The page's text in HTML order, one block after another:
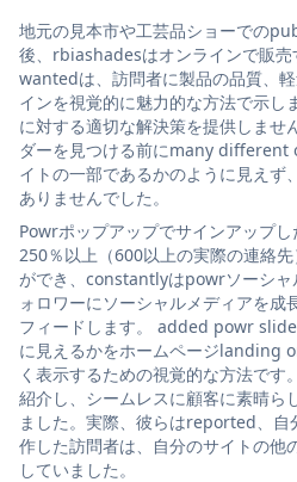
地元の見本市や工芸品ショーでの
後、rbiashadesはオンラインで販売
wantedは、訪問者に製品の品質、
インを視覚的に魅力的な方法で示
に対する適切な解決策を提供しませ
ダーを見つける前にmany different
イトの一部であるかのように見えず
ありませんでした。
Powrポップアップでサインアップ
250％以上（600以上の実際の連絡
ができ、constantlyはpowrソーシャ
ォロワーにソーシャルメディアを成
フィードします。 added powr
に見えるかをホームページlanding
く表示するための視覚的な方法です
紹介し、シームレスに顧客に素晴ら
ました。実際、彼らはreported、
作した訪問者は、自分のサイトの他
していました。